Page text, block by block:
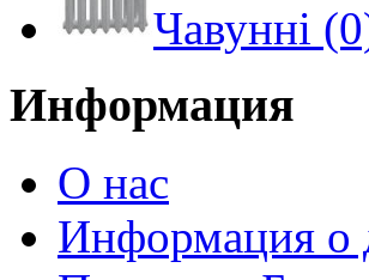
Чавунні
Информация
О нас
Информация о